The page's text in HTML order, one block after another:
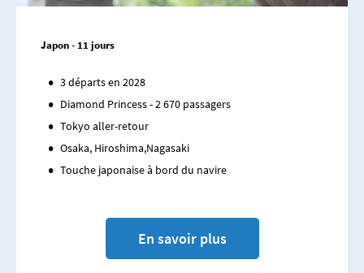
Japon - 11 jours
3 départs en 2028
Diamond Princess - 2 670 passagers
Tokyo aller-retour
Osaka, Hiroshima,Nagasaki
Touche japonaise à bord du navire
En savoir plus